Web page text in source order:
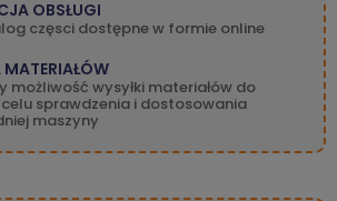
OBSŁUGI
częsci dostępne w formie online
MATERIAŁÓW
możliwość wysyłki materiałów do
sprawdzenia i dostosowania
maszyny